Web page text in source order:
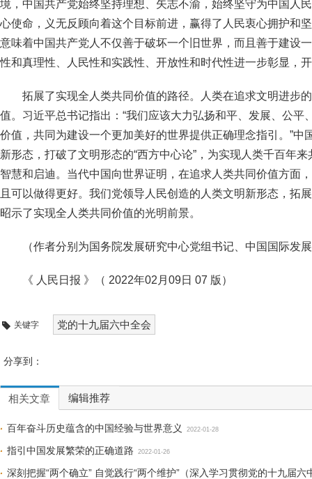
境，中国共产党始终坚持理想、矢志不渝，始终坚守为中国人
心使命，义无反顾向着这个目标前进，赢得了人民衷心拥护和
意味着中国共产党人不仅善于破坏一个旧世界，而且善于建设
性和真理性、人民性和实践性、开放性和时代性进一步彰显，
拓展了实现全人类共同价值的路径。人类在追求文明进步
值。习近平总书记指出：“我们应该大力弘扬和平、发展、公平
价值，共同为建设一个更加美好的世界提供正确理念指引。”中
新形态，打破了文明形态的“西方中心论”，为实现人类千百年
智慧和启迪。当代中国向世界证明，在追求人类共同价值方面
且可以做得更好。我们党领导人民创造的人类文明新形态，拓
昭示了实现全人类共同价值的光明前景。
（作者分别为国务院发展研究中心党组书记、中国国际发
《 人民日报 》（ 2022年02月09日 07 版）
关键字 党的十九届六中全会
分享到：
相关文章 编辑推荐
百年奋斗历史蕴含的中国经验与世界意义 2022-01-28
指引中国发展繁荣的正确道路 2022-01-26
深刻把握“两个确立” 自觉践行“两个维护”（深入学习贯彻党的十九届六